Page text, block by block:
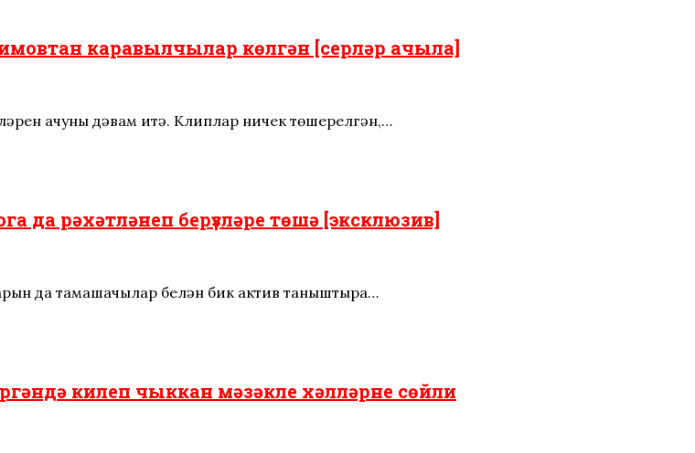
каравылчылар көлгән [серләр ачыла]
ачуны дәвам итә. Клиплар ничек төшерелгән,…
да рәхәтләнеп берүзләре төшә [эксклюзив]
да тамашачылар белән бик актив таныштыра…
килеп чыккан мәзәкле хәлләрне сөйли